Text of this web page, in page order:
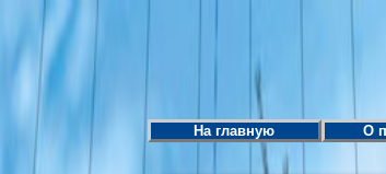
На главную О